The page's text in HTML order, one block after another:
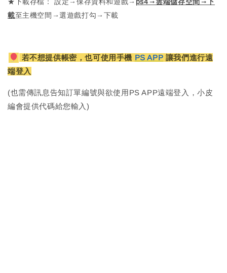
★下載存檔： 設定→保存資料和遊戲→ ps4→雲端儲存空間→下
載至主機空間→選遊戲打勾→下載
若不想提供帳密，也可使用手機 PS APP 讓我們進行遠
端登入
(也需傳訊息告知訂單編號與欲使用PS APP遠端登入，小皮
編會提供代碼給您輸入)